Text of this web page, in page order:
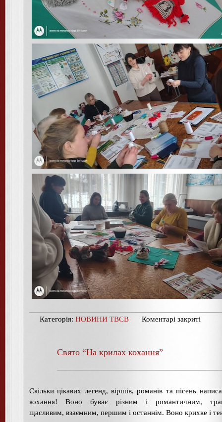
Категорія: НОВИНИ ТВСВ Коментарі закриті
Свято “На крилах кохання”
Скільки цікавих легенд, віршів, романів та пісень
кохання! Воно буває різним і романтичним,
щасливим, взаємним, першим і останнім. Воно крихке і